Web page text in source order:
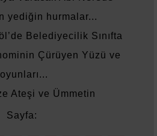
yediğin hurmalar...
Belediyecilik Sınıfta
Çürüyen Yüzü ve
Ateşi ve Ümmetin
Sayfa: